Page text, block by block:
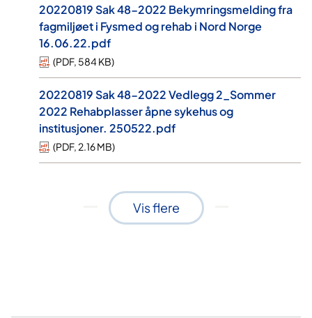
20220819 Sak 48-2022 Bekymringsmelding fra
fagmiljøet i Fysmed og rehab i Nord Norge
16.06.22.pdf
(PDF, 584 KB)
20220819 Sak 48-2022 Vedlegg 2_Sommer
2022 Rehabplasser åpne sykehus og
institusjoner. 250522.pdf
(PDF, 2.16 MB)
Vis flere